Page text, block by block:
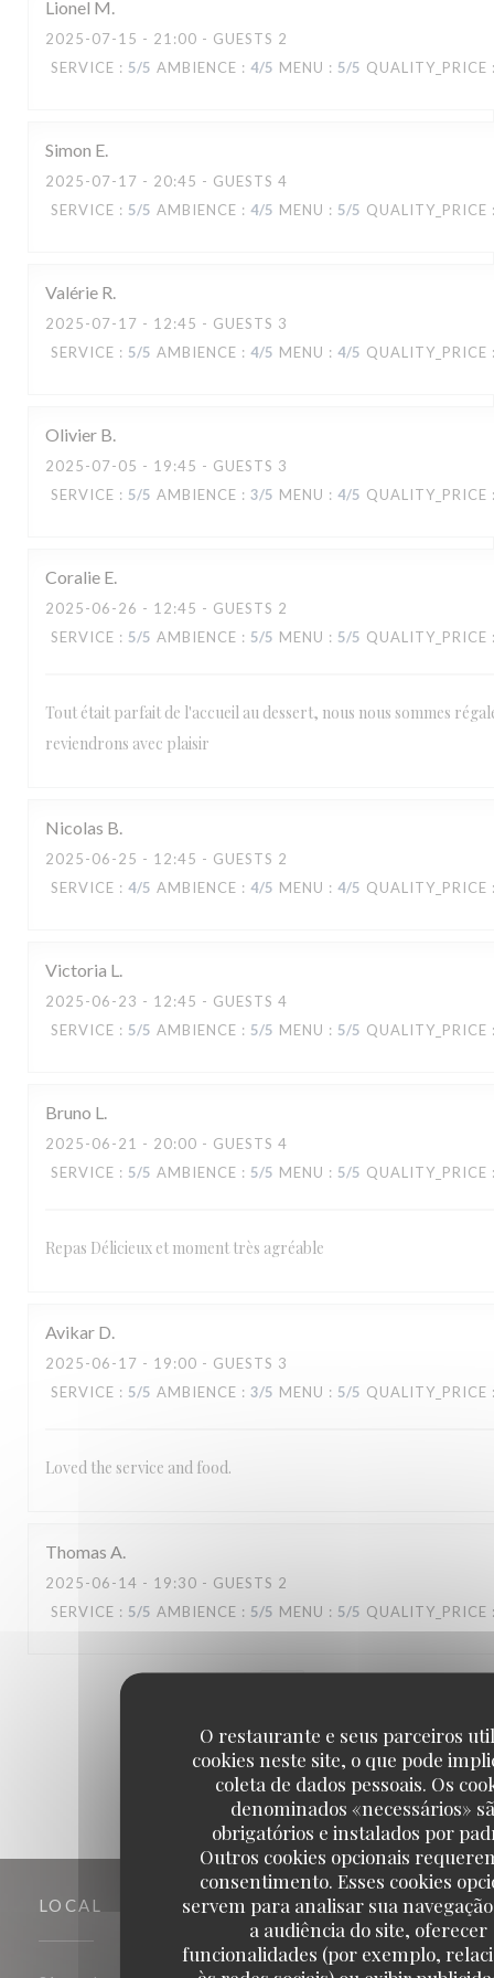
O restaurante e seus parceiros
cookies neste site, o que pode
coleta de dados pessoais. Os
denominados «necessários»
obrigatórios e instalados por
Outros cookies opcionais
consentimento. Esses cookies
servem para analisar sua
a audiência do site, oferecer
funcionalidades (por exemplo,
Lionel M
2025-07-15 - 21:00 - GUESTS 2
SERVICE : 5/5 AMBIENCE : 4/5 MENU : 5/5 QUALITY_PRICE
Simon E
2025-07-17 - 20:45 - GUESTS 4
SERVICE : 5/5 AMBIENCE : 4/5 MENU : 5/5 QUALITY_PRICE
Valérie R
2025-07-17 - 12:45 - GUESTS 3
SERVICE : 5/5 AMBIENCE : 4/5 MENU : 4/5 QUALITY_PRICE
Olivier B
2025-07-05 - 19:45 - GUESTS 3
SERVICE : 5/5 AMBIENCE : 3/5 MENU : 4/5 QUALITY_PRICE
Coralie E
2025-06-26 - 12:45 - GUESTS 2
SERVICE : 5/5 AMBIENCE : 5/5 MENU : 5/5 QUALITY_PRICE
Tout était parfait de l'accueil au dessert, nous nous sommes
reviendrons avec plaisir
Nicolas B
2025-06-25 - 12:45 - GUESTS 2
SERVICE : 4/5 AMBIENCE : 4/5 MENU : 4/5 QUALITY_PRICE
Victoria L
2025-06-23 - 12:45 - GUESTS 4
SERVICE : 5/5 AMBIENCE : 5/5 MENU : 5/5 QUALITY_PRICE
Bruno L
2025-06-21 - 20:00 - GUESTS 4
SERVICE : 5/5 AMBIENCE : 5/5 MENU : 5/5 QUALITY_PRICE
Repas Délicieux et moment très agréable
Avikar D
2025-06-17 - 19:00 - GUESTS 3
SERVICE : 5/5 AMBIENCE : 3/5 MENU : 5/5 QUALITY_PRICE
Loved the service and food.
Thomas A
2025-06-14 - 19:30 - GUESTS 2
SERVICE : 5/5 AMBIENCE : 5/5 MENU : 5/5 QUALITY_PRICE
LOCAL